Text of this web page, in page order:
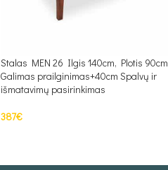
Stalas MEN 26 Ilgis 140cm, Plotis 90cm
Galimas prailginimas+40cm Spalvų ir
išmatavimų pasirinkimas
387€